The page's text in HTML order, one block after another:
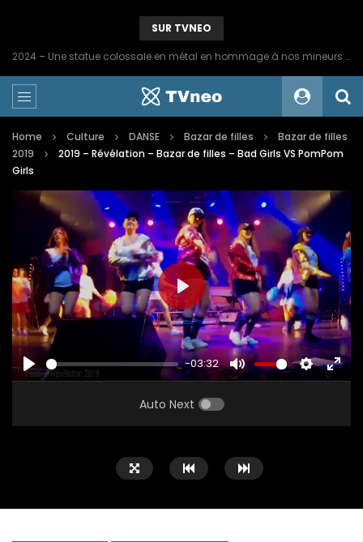
SUR TVNEO
2024 – Une statue colossale en métal en hommage à nos mineurs de fer
Home Culture DANSE Bazar de filles
Bazar de filles
2019
2019 – Révélation – Bazar de filles – Bad Girls VS PomPom
Girls
PLAY
-03:32
MUTE SETTINGS
PLAY
Auto Next